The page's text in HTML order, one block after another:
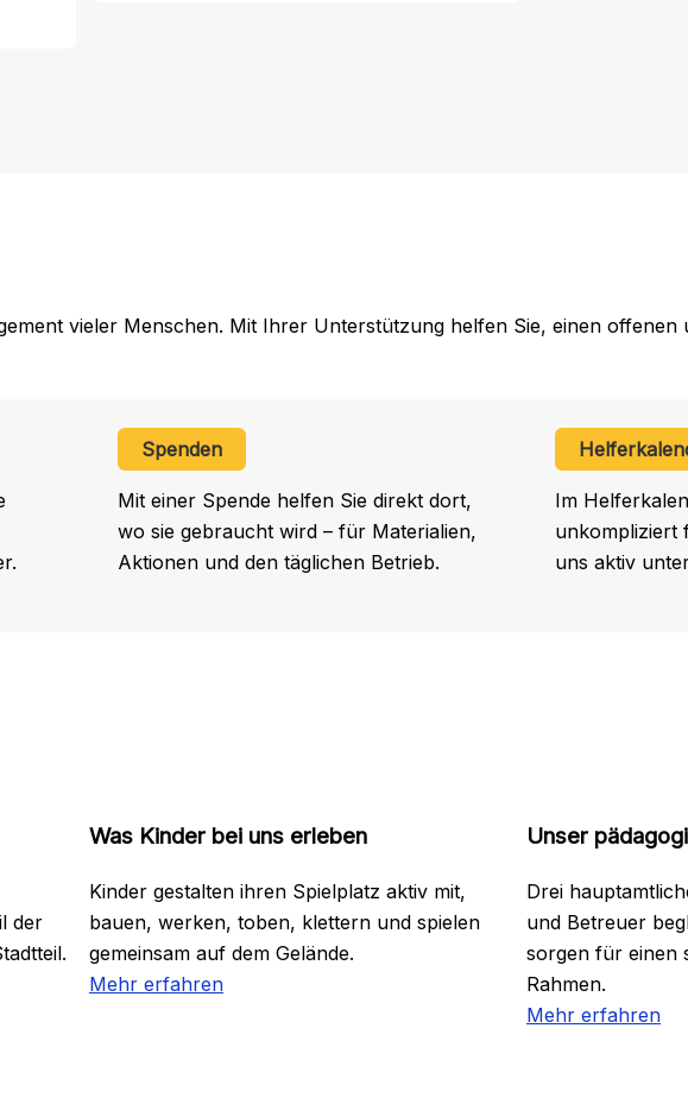
vieler Menschen. Mit Ihrer Unterstützung helfen Sie, einen
Spenden
Mit einer Spende helfen Sie direkt dort,
wo sie gebraucht wird – für Materialien,
Aktionen und den täglichen Betrieb.
Im
unkompliziert
uns aktiv
der
Was Kinder bei uns erleben
Kinder gestalten ihren Spielplatz aktiv mit,
bauen, werken, toben, klettern und spielen
gemeinsam auf dem Gelände.
Mehr erfahren
Unser
Drei
und Betreuer
sorgen für einen
Rahmen.
Mehr erfahren